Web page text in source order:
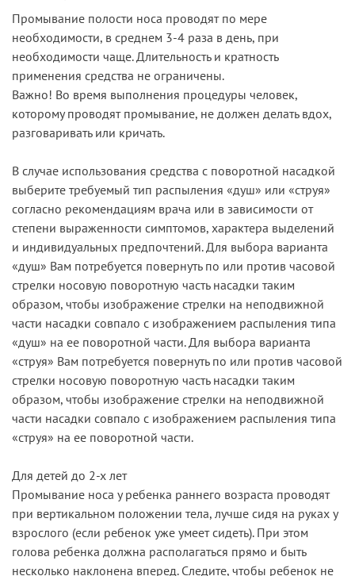
Промывание полости носа проводят по мере
необходимости, в среднем 3-4 раза в день, при
необходимости чаще. Длительность и кратность
применения средства не ограничены.
Важно! Во время выполнения процедуры человек,
которому проводят промывание, не должен делать вдох,
разговаривать или кричать.
В случае использования средства с поворотной насадкой
выберите требуемый тип распыления «душ» или «струя»
согласно рекомендациям врача или в зависимости от
степени выраженности симптомов, характера выделений
и индивидуальных предпочтений. Для выбора варианта
«душ» Вам потребуется повернуть по или против часовой
стрелки носовую поворотную часть насадки таким
образом, чтобы изображение стрелки на неподвижной
части насадки совпало с изображением распыления типа
«душ» на ее поворотной части. Для выбора варианта
«струя» Вам потребуется повернуть по или против часовой
стрелки носовую поворотную часть насадки таким
образом, чтобы изображение стрелки на неподвижной
части насадки совпало с изображением распыления типа
«струя» на ее поворотной части.
Для детей до 2-х лет
Промывание носа у ребенка раннего возраста проводят
при вертикальном положении тела, лучше сидя на руках у
взрослого (если ребенок уже умеет сидеть). При этом
голова ребенка должна располагаться прямо и быть
несколько наклонена вперед. Следите, чтобы ребенок не